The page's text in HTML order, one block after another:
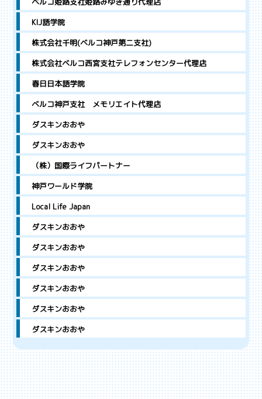
KIJ語学院
株式会社千明(ベルコ神戸第二支社)
株式会社ベルコ西宮支社テレフォンセンター代理店
春日日本語学院
ベルコ神戸支社 メモリエイト代理店
ダスキンおおや
ダスキンおおや
（株）国際ライフパートナー
神戸ワールド学院
Local Life Japan
ダスキンおおや
ダスキンおおや
ダスキンおおや
ダスキンおおや
ダスキンおおや
ダスキンおおや